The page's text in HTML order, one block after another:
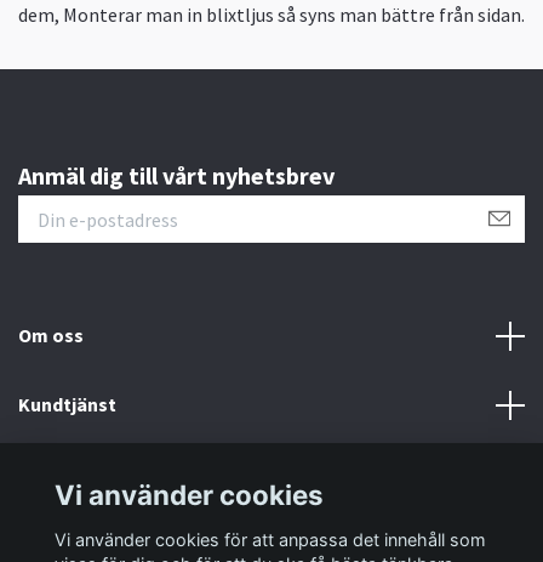
dem, Monterar man in blixtljus så syns man bättre från sidan.
Anmäl dig till vårt nyhetsbrev
Om oss
Kundtjänst
Sociala medier
Vi använder cookies
Vi använder cookies för att anpassa det innehåll som